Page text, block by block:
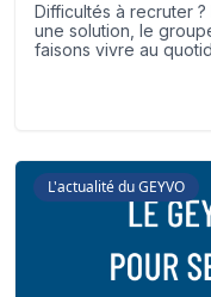
Difficultés à recruter
une solution, le
faisons vivre au
L'actualité du GEYVO